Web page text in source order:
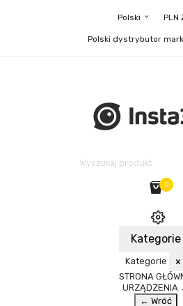
Polski PLN
Polski dystrybutor
0
Kategorie
Kategorie ×
STRONA
URZĄDZENIA
← Wróć